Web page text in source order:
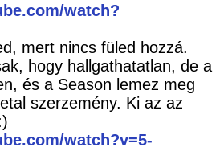
watch?
mert nincs füled hozzá.
hogy hallgathatatlan, de a
és a Season lemez meg
szerzemény. Ki az az
watch?v=5-